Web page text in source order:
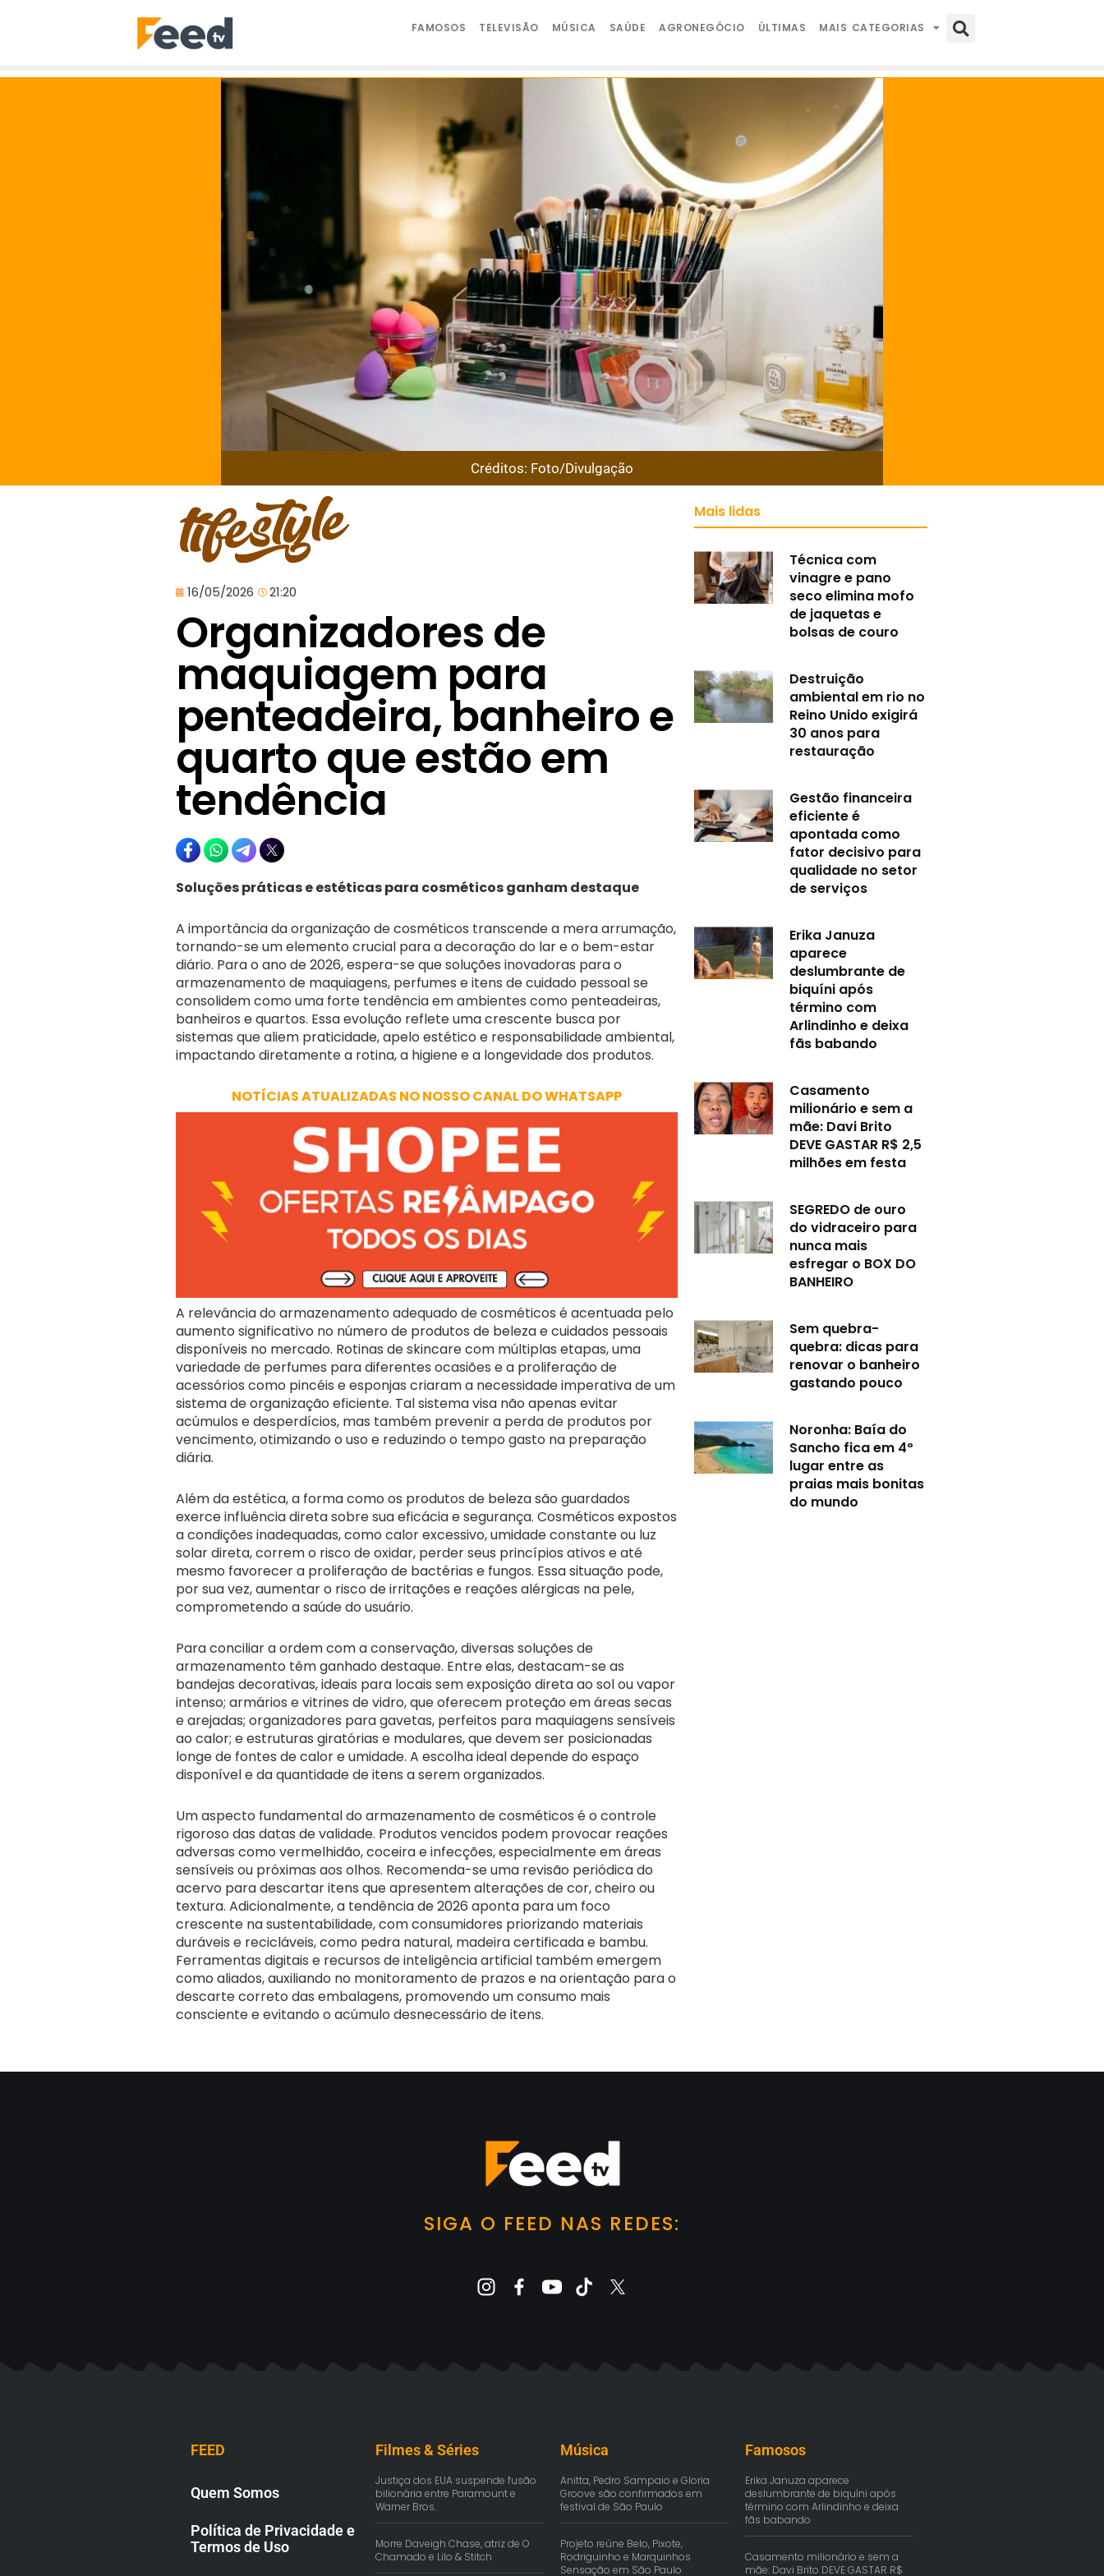
FAMOSOS TELEVISÃO MÚSICA SAÚDE AGRONEGÓCIO ÚLTIMAS MAIS CATEGORIAS
Créditos: Foto/Divulgação
16/05/2026 21:20
Organizadores de
maquiagem para
penteadeira, banheiro e
quarto que estão em
tendência
Soluções práticas e estéticas para cosméticos ganham destaque
A importância da organização de cosméticos transcende a mera arrumação,
tornando-se um elemento crucial para a decoração do lar e o bem-estar
diário. Para o ano de 2026, espera-se que soluções inovadoras para o
armazenamento de maquiagens, perfumes e itens de cuidado pessoal se
consolidem como uma forte tendência em ambientes como penteadeiras,
banheiros e quartos. Essa evolução reflete uma crescente busca por
sistemas que aliem praticidade, apelo estético e responsabilidade ambiental,
impactando diretamente a rotina, a higiene e a longevidade dos produtos.
NOTÍCIAS ATUALIZADAS NO NOSSO CANAL DO WHATSAPP
A relevância do armazenamento adequado de cosméticos é acentuada pelo
aumento significativo no número de produtos de beleza e cuidados pessoais
disponíveis no mercado. Rotinas de skincare com múltiplas etapas, uma
variedade de perfumes para diferentes ocasiões e a proliferação de
acessórios como pincéis e esponjas criaram a necessidade imperativa de um
sistema de organização eficiente. Tal sistema visa não apenas evitar
acúmulos e desperdícios, mas também prevenir a perda de produtos por
vencimento, otimizando o uso e reduzindo o tempo gasto na preparação
diária.
Além da estética, a forma como os produtos de beleza são guardados
exerce influência direta sobre sua eficácia e segurança. Cosméticos expostos
a condições inadequadas, como calor excessivo, umidade constante ou luz
solar direta, correm o risco de oxidar, perder seus princípios ativos e até
mesmo favorecer a proliferação de bactérias e fungos. Essa situação pode,
por sua vez, aumentar o risco de irritações e reações alérgicas na pele,
comprometendo a saúde do usuário.
Para conciliar a ordem com a conservação, diversas soluções de
armazenamento têm ganhado destaque. Entre elas, destacam-se as
bandejas decorativas, ideais para locais sem exposição direta ao sol ou vapor
intenso; armários e vitrines de vidro, que oferecem proteção em áreas secas
e arejadas; organizadores para gavetas, perfeitos para maquiagens sensíveis
ao calor; e estruturas giratórias e modulares, que devem ser posicionadas
longe de fontes de calor e umidade. A escolha ideal depende do espaço
disponível e da quantidade de itens a serem organizados.
Um aspecto fundamental do armazenamento de cosméticos é o controle
rigoroso das datas de validade. Produtos vencidos podem provocar reações
adversas como vermelhidão, coceira e infecções, especialmente em áreas
sensíveis ou próximas aos olhos. Recomenda-se uma revisão periódica do
acervo para descartar itens que apresentem alterações de cor, cheiro ou
textura. Adicionalmente, a tendência de 2026 aponta para um foco
crescente na sustentabilidade, com consumidores priorizando materiais
duráveis e recicláveis, como pedra natural, madeira certificada e bambu.
Ferramentas digitais e recursos de inteligência artificial também emergem
como aliados, auxiliando no monitoramento de prazos e na orientação para o
descarte correto das embalagens, promovendo um consumo mais
consciente e evitando o acúmulo desnecessário de itens.
Mais lidas
Técnica com
vinagre e pano
seco elimina mofo
de jaquetas e
bolsas de couro
Destruição
ambiental em rio no
Reino Unido exigirá
30 anos para
restauração
Gestão financeira
eficiente é
apontada como
fator decisivo para
qualidade no setor
de serviços
Erika Januza
aparece
deslumbrante de
biquíni após
término com
Arlindinho e deixa
fãs babando
Casamento
milionário e sem a
mãe: Davi Brito
DEVE GASTAR R$ 2,5
milhões em festa
SEGREDO de ouro
do vidraceiro para
nunca mais
esfregar o BOX DO
BANHEIRO
Sem quebra-
quebra: dicas para
renovar o banheiro
gastando pouco
Noronha: Baía do
Sancho fica em 4º
lugar entre as
praias mais bonitas
do mundo
SIGA O FEED NAS REDES:
FEED
Quem Somos
Política de Privacidade e
Termos de Uso
Filmes & Séries
Justiça dos EUA suspende fusão
bilionária entre Paramount e
Warner Bros.
Morre Daveigh Chase, atriz de O
Chamado e Lilo & Stitch
Música
Anitta, Pedro Sampaio e Gloria
Groove são confirmados em
festival de São Paulo
Projeto reúne Belo, Pixote,
Rodriguinho e Marquinhos
Sensação em São Paulo
Famosos
Erika Januza aparece
deslumbrante de biquíni após
término com Arlindinho e deixa
fãs babando
Casamento milionário e sem a
mãe: Davi Brito DEVE GASTAR R$